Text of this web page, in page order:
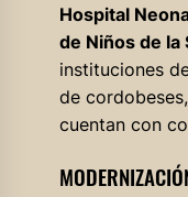
Hospital
de Niños de la
instituciones
de
cuentan con